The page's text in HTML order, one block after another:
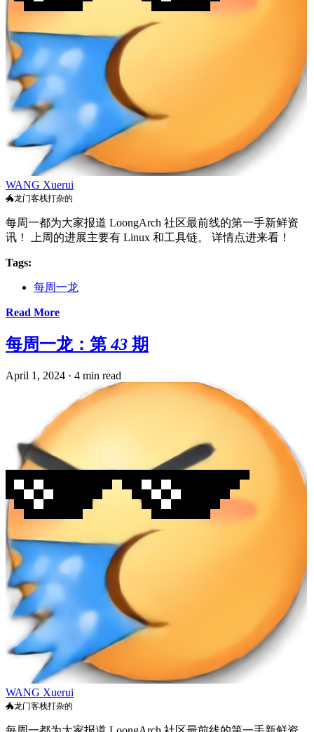
WANG Xuerui
🐲龙门客栈打杂的
每周一都为大家报道 LoongArch 社区最前线的第一手新鲜资
讯！ 上周的进展主要有 Linux 和工具链。 详情点进来看！
Tags:
每周一龙
Read More
每周一龙：第 43 期
April 1, 2024 · 4 min read
WANG Xuerui
🐲龙门客栈打杂的